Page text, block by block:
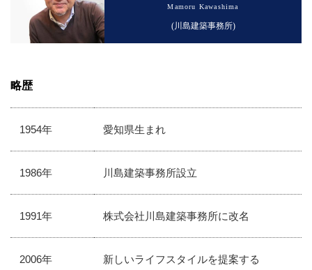
Mamoru Kawashima
(川島建築事務所)
略歴
1954年 愛知県生まれ
1986年 川島建築事務所設立
1991年 株式会社川島建築事務所に改名
2006年
新しいライフスタイルを提案する